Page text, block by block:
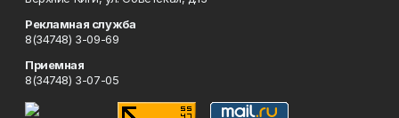
Рекламная служба
8(34748) 3-09-69
Приемная
8(34748) 3-07-05